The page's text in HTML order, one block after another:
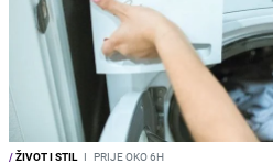
/ŽIVOT I STIL I PRIJE OKO 6H